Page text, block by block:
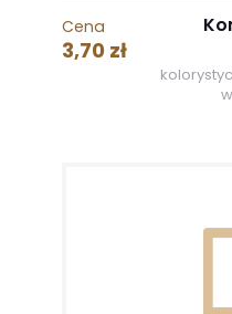
Cena
3,70 zł